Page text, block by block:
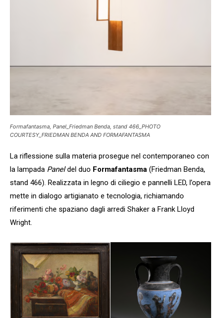
Formafantasma, Panel_Friedman Benda, stand 466_PHOTO
COURTESY_FRIEDMAN BENDA AND FORMAFANTASMA
La riflessione sulla materia prosegue nel contemporaneo con
la lampada Paneldel duo Formafantasma (Friedman Benda,
stand 466). Realizzata in legno di ciliegio e pannelli LED, l’opera
mette in dialogo artigianato e tecnologia, richiamando
riferimenti che spaziano dagli arredi Shaker a Frank Lloyd
Wright.